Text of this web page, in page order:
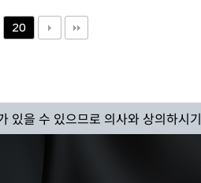
20
있을 수 있으므로 의사와 상의하시